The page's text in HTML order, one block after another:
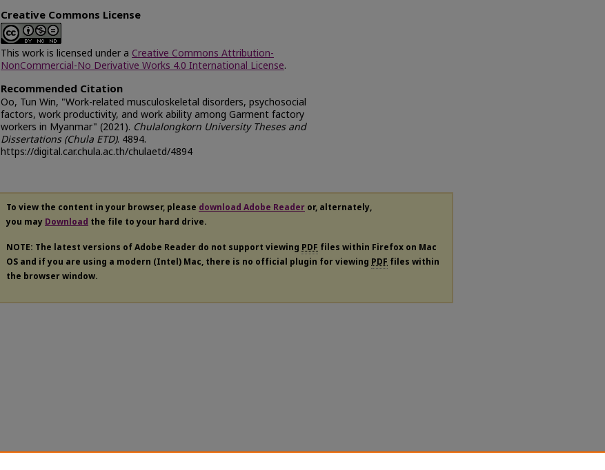
Creative Commons License
This work is licensed under a Creative Commons Attribution-
NonCommercial-No Derivative Works 4.0 International License.
Recommended Citation
Oo, Tun Win, "Work-related musculoskeletal disorders, psychosocial
factors, work productivity, and work ability among Garment factory
workers in Myanmar" (2021). Chulalongkorn University Theses and
Dissertations (Chula ETD). 4894.
https://digital.car.chula.ac.th/chulaetd/4894
To view the content in your browser, please download Adobe Reader or, alternately,
you may Download the file to your hard drive.
NOTE: The latest versions of Adobe Reader do not support viewing PDF files within Firefox on Mac
OS and if you are using a modern (Intel) Mac, there is no official plugin for viewing PDF files within
the browser window.